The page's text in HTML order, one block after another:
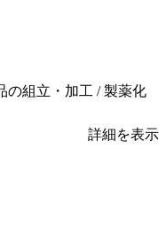
の組立・加工 / 製薬化
詳細を表示